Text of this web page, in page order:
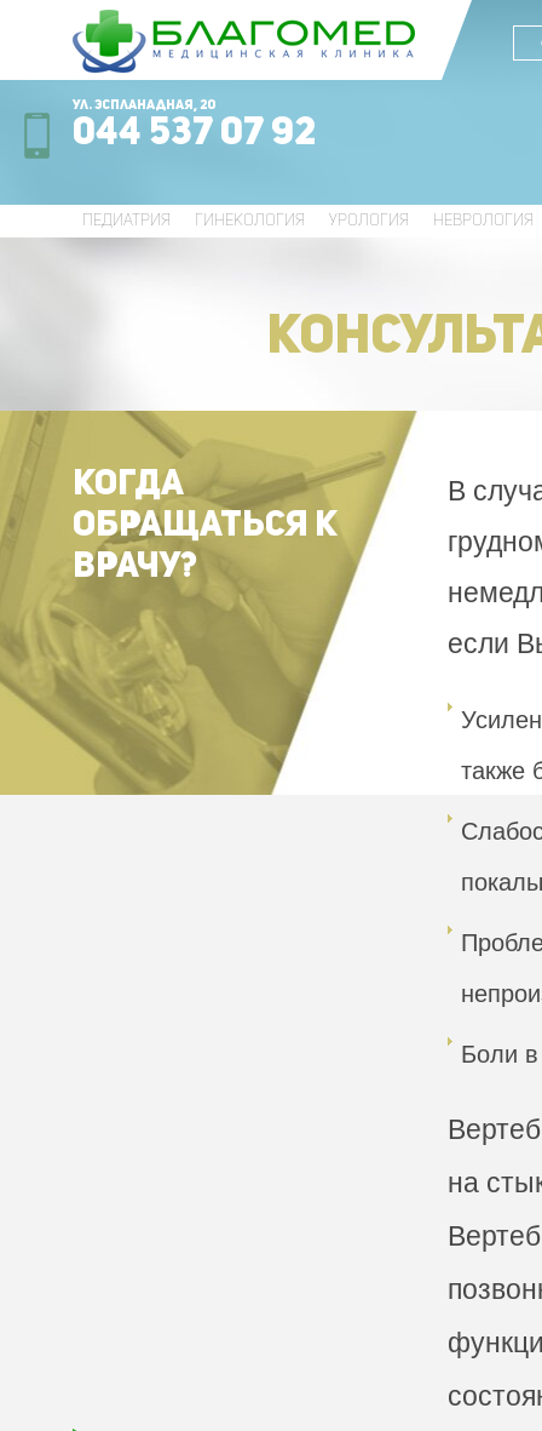
ул. Эспланадная, 20
044 537 07 92
ПЕДИАТРИЯ ГИНЕКОЛОГИЯ УРОЛОГИЯ НЕВРОЛОГИЯ
КОГДА
ОБРАЩАТЬСЯ К
ВРАЧУ?
В
если
также
Боли
на